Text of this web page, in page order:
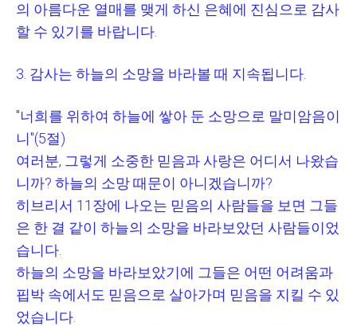
의 아름다운 열매를 맺게 하신 은혜에 진심으로 감사
할 수 있기를 바랍니다
3. 감사는 하늘의 소망을 바라볼 때 지속됩니다
"너희를 위하여 하늘에 쌓아 둔 소망으로 말미암음이
니"(5절)
여러분, 그렇게 소중한 믿음과 사랑은 어디서 나왔습
니까? 하늘의 소망 때문이 아니겠습니까?
히브리서 11 장에 나오는 믿음의 사람들을 보면 그들
은 한 결 같이 하늘의 소망을 바라보았던 사람들이었
습니다
하늘의 소망을 바라보았기에 그들은 어떤 어려움과
핍박 속에서도 믿음으로 살아가며 믿음을 지킬 수 있
었습니다